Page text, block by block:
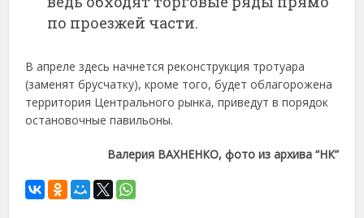
по проезжей части.
В апреле здесь начнется реконструкция тротуара
(заменят брусчатку), кроме того, будет облагорожена
территория Центрального рынка, приведут в порядок
остановочные павильоны.
Валерия ВАХНЕНКО, фото из архива “НК”